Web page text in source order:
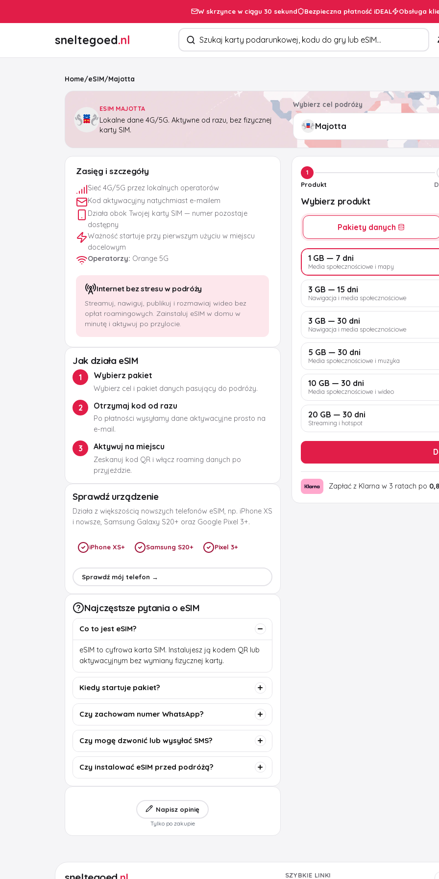
W skrzynce w ciągu 30 sekund Bezpieczna płatność iDEAL Obsługa
sneltegoed.nl Szukaj produktów
Home/eSIM/Majotta
ESIM MAJOTTA
Lokalne dane 4G/5G. Aktywne od razu, bez fizycznej
karty SIM.
Wybierz cel podróży
Zasięg i szczegóły
Sieć 4G/5G przez lokalnych operatorów
Kod aktywacyjny natychmiast e-mailem
Działa obok Twojej karty SIM — numer pozostaje
dostępny
Ważność startuje przy pierwszym użyciu w miejscu
docelowym
Operatorzy: Orange 5G
Internet bez stresu w podróży
Streamuj, nawiguj, publikuj i rozmawiaj wideo bez
opłat roamingowych. Zainstaluj eSIM w domu w
minutę i aktywuj po przylocie.
Jak działa eSIM
1 Wybierz pakiet
Wybierz cel i pakiet danych pasujący do podróży.
2 Otrzymaj kod od razu
Po płatności wysyłamy dane aktywacyjne prosto na
e-mail.
3 Aktywuj na miejscu
Zeskanuj kod QR i włącz roaming danych po
przyjeździe.
Sprawdź urządzenie
Działa z większością nowszych telefonów eSIM, np. iPhone XS
i nowsze, Samsung Galaxy S20+ oraz Google Pixel 3+.
iPhone XS+ Samsung S20+ Pixel 3+
Sprawdź mój telefon →
Najczęstsze pytania o eSIM
Co to jest eSIM?
eSIM to cyfrowa karta SIM. Instalujesz ją kodem QR lub
aktywacyjnym bez wymiany fizycznej karty.
Kiedy startuje pakiet?
Czy zachowam numer WhatsApp?
Czy mogę dzwonić lub wysyłać SMS?
Czy instalować eSIM przed podróżą?
Napisz opinię
Tylko po zakupie
1
Produkt
Wybierz produkt
Pakiety danych
1 GB — 7 dni
Media społecznościowe i mapy
3 GB — 15 dni
Nawigacja i media społecznościowe
3 GB — 30 dni
Nawigacja i media społecznościowe
5 GB — 30 dni
Media społecznościowe i muzyka
10 GB — 30 dni
Media społecznościowe i wideo
20 GB — 30 dni
Streaming i hotspot
Zapłać z Klarna w 3 ratach po
SZYBKIE LINKI